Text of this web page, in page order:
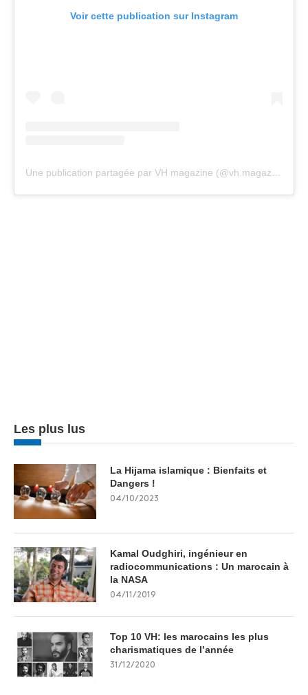
Voir cette publication sur Instagram
Les plus lus
La Hijama islamique : Bienfaits et
Dangers !
04/10/2023
Kamal Oudghiri, ingénieur en
radiocommunications : Un marocain à
la NASA
04/11/2019
Top 10 VH: les marocains les plus
charismatiques de l’année
31/12/2020